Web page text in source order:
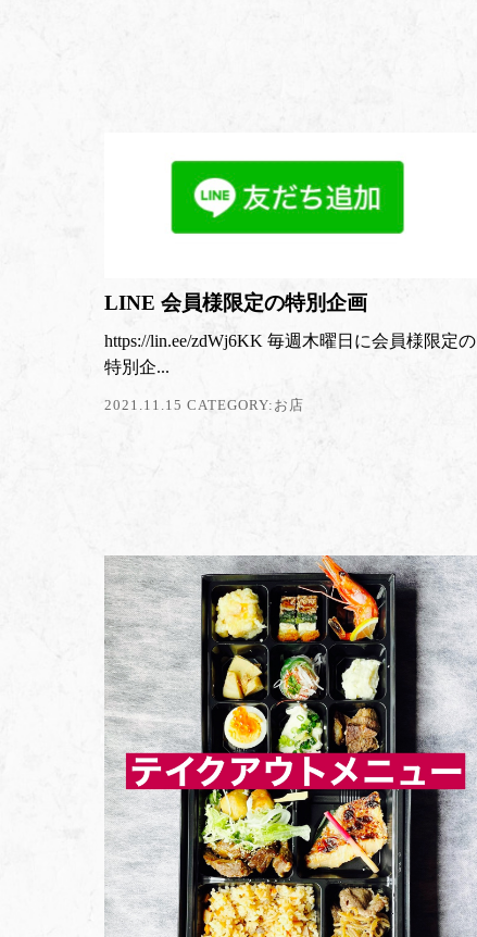
LINE 会員様限定の特別企画
https://lin.ee/zdWj6KK 毎週木曜日に会員様限定の
特別企...
2021.11.15 CATEGORY: お店